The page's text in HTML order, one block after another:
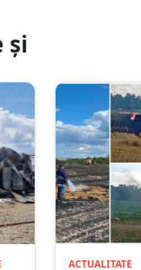
și
ACTUALITATE